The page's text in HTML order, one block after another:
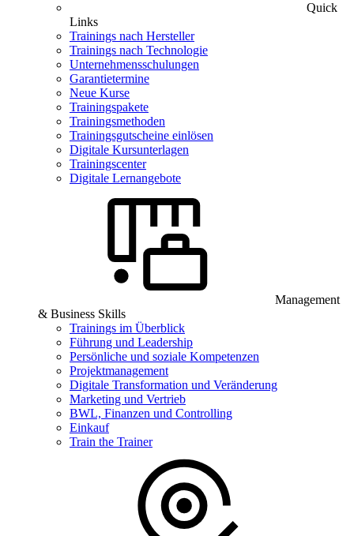
Quick
Links
Trainings nach Hersteller
Trainings nach Technologie
Unternehmensschulungen
Garantietermine
Neue Kurse
Trainingspakete
Trainingsmethoden
Trainingsgutscheine einlösen
Digitale Kursunterlagen
Trainingscenter
Digitale Lernangebote
Management
& Business Skills
Trainings im Überblick
Führung und Leadership
Persönliche und soziale Kompetenzen
Projektmanagement
Digitale Transformation und Veränderung
Marketing und Vertrieb
BWL, Finanzen und Controlling
Einkauf
Train the Trainer